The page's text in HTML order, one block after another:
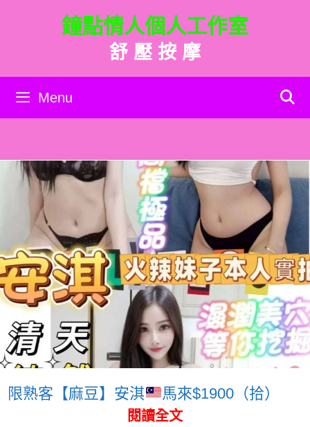
內
鐘點情人個人工作室
舒 壓 按 摩
Menu
限熟客【麻豆】安淇 馬來$1900（拾）
閱讀全文